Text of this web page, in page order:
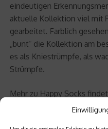
eindeutigen
aktuelle Kollektion viel mit
gearbeitet. Farblich
„bunt“ die Kollektion am
es als Kniestrümpfe, als
Strümpfe.
Mehr zu Happy Socks